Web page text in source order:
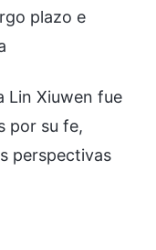
plazo e
Lin Xiuwen fue
por su fe,
perspectivas